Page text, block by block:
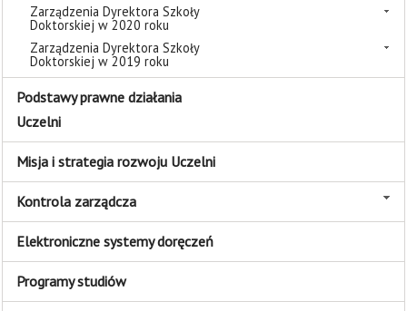
Zarządzenia Dyrektora Szkoły
Doktorskiej w 2020 roku
Zarządzenia Dyrektora Szkoły
Doktorskiej w 2019 roku
Podstawy prawne działania
Uczelni
Misja i strategia rozwoju Uczelni
Kontrola zarządcza
Elektroniczne systemy doręczeń
Programy studiów